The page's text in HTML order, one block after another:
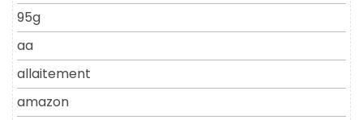
95g
aa
allaitement
amazon